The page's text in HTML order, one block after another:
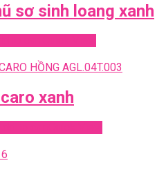
sơ sinh loang xanh
xanh